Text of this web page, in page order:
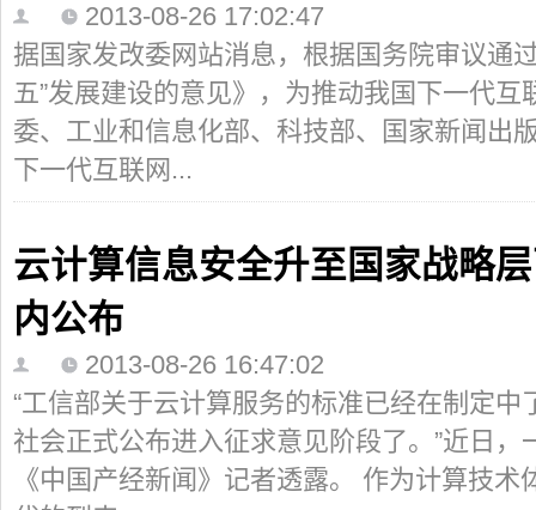
2013-08-26 17:02:47
据国家发改委网站消息，根据国务院审议通
五”发展建设的意见》，为推动我国下一代
委、工业和信息化部、科技部、国家新闻出
下一代互联网...
云计算信息安全升至国家战略
内公布
2013-08-26 16:47:02
“工信部关于云计算服务的标准已经在制定
社会正式公布进入征求意见阶段了。”近日
《中国产经新闻》记者透露。 作为计算技